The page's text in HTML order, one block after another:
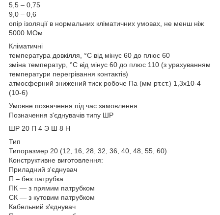
5,5 – 0,75
9,0 – 0,6
опір ізоляції в нормальних кліматичних умовах, не менш ніж
5000 МОм
Кліматичні
температура довкілля, °C від мінус 60 до плюс 60
зміна температур, °C від мінус 60 до плюс 110 (з урахуванням
температури перегрівання контактів)
атмосферний знижений тиск робоче Па (мм рт.ст.) 1,3х10-4
(10-6)
Умовне позначення під час замовлення
Позначення з'єднувачів типу ШР
ШР 20 П 4 Э Ш 8 Н
Тип
Типоразмер 20 (12, 16, 28, 32, 36, 40, 48, 55, 60)
Конструктивне виготовлення:
Приладний з'єднувач
П – без патрубка
ПК — з прямим патрубком
СК — з кутовим патрубком
Кабельний з'єднувач